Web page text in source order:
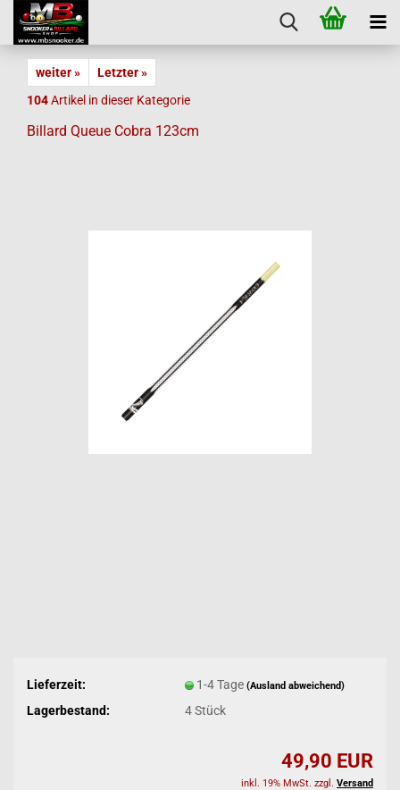
weiter »
Letzter »
104Artikel in dieser Kategorie
Billard Queue Cobra 123cm
Lieferzeit: 1-4 Tage (Ausland abweichend)
Lagerbestand: 4Stück
49,90 EUR
inkl. 19% MwSt. zzgl. Versand